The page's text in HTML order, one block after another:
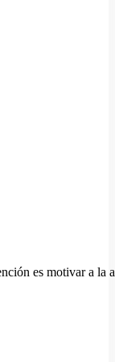
es motivar a la